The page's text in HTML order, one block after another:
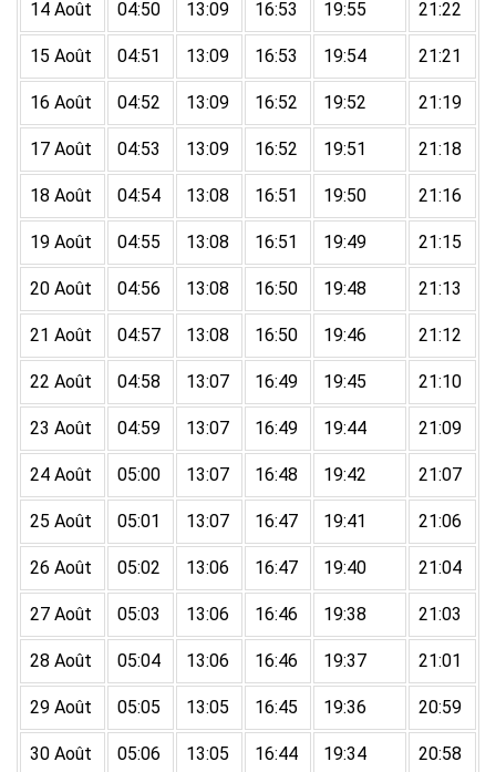
14 Août 04:50 13:09 16:53 19:55 21:22
15 Août 04:51 13:09 16:53 19:54 21:21
16 Août 04:52 13:09 16:52 19:52 21:19
17 Août 04:53 13:09 16:52 19:51 21:18
18 Août 04:54 13:08 16:51 19:50 21:16
19 Août 04:55 13:08 16:51 19:49 21:15
20 Août 04:56 13:08 16:50 19:48 21:13
21 Août 04:57 13:08 16:50 19:46 21:12
22 Août 04:58 13:07 16:49 19:45 21:10
23 Août 04:59 13:07 16:49 19:44 21:09
24 Août 05:00 13:07 16:48 19:42 21:07
25 Août 05:01 13:07 16:47 19:41 21:06
26 Août 05:02 13:06 16:47 19:40 21:04
27 Août 05:03 13:06 16:46 19:38 21:03
28 Août 05:04 13:06 16:46 19:37 21:01
29 Août 05:05 13:05 16:45 19:36 20:59
30 Août 05:06 13:05 16:44 19:34 20:58